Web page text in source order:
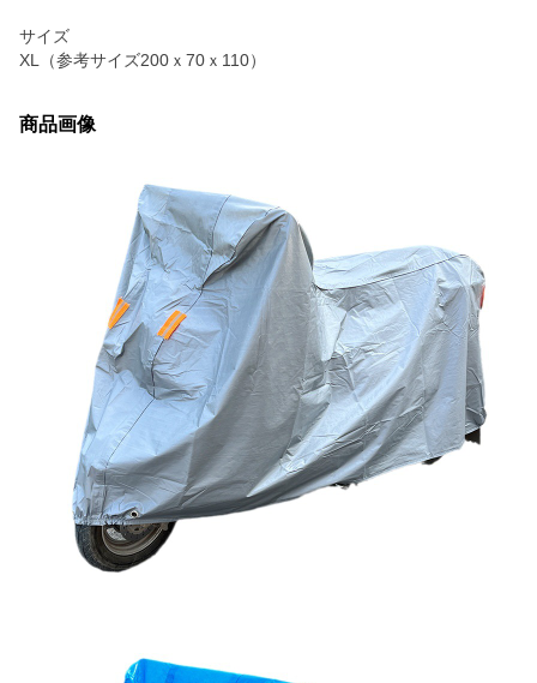
サイズ
XL（参考サイズ200ｘ70ｘ110）
商品画像